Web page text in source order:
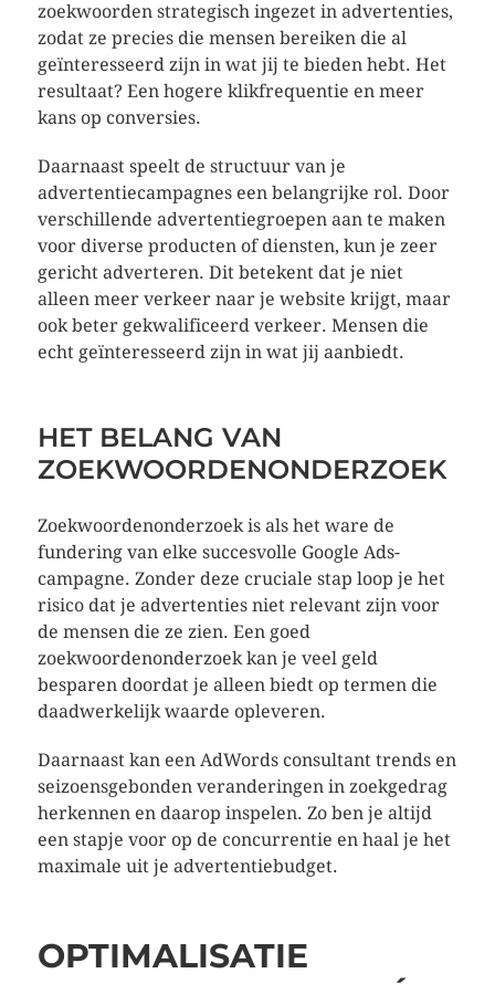
zoekwoorden strategisch ingezet in advertenties,
zodat ze precies die mensen bereiken die al
geïnteresseerd zijn in wat jij te bieden hebt. Het
resultaat? Een hogere klikfrequentie en meer
kans op conversies.
Daarnaast speelt de structuur van je
advertentiecampagnes een belangrijke rol. Door
verschillende advertentiegroepen aan te maken
voor diverse producten of diensten, kun je zeer
gericht adverteren. Dit betekent dat je niet
alleen meer verkeer naar je website krijgt, maar
ook beter gekwalificeerd verkeer. Mensen die
echt geïnteresseerd zijn in wat jij aanbiedt.
HET BELANG VAN
ZOEKWOORDENONDERZOEK
Zoekwoordenonderzoek is als het ware de
fundering van elke succesvolle Google Ads-
campagne. Zonder deze cruciale stap loop je het
risico dat je advertenties niet relevant zijn voor
de mensen die ze zien. Een goed
zoekwoordenonderzoek kan je veel geld
besparen doordat je alleen biedt op termen die
daadwerkelijk waarde opleveren.
Daarnaast kan een AdWords consultant trends en
seizoensgebonden veranderingen in zoekgedrag
herkennen en daarop inspelen. Zo ben je altijd
een stapje voor op de concurrentie en haal je het
maximale uit je advertentiebudget.
OPTIMALISATIE